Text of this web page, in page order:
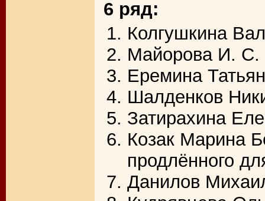
6 ряд:
Колгушкина
Майорова И. С.
Еремина
Шалденков
Затирахина
Козак Марина
продлённого
Данилов